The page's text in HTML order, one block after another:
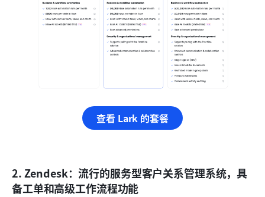
查看 Lark 的套餐
2. Zendesk：流行的服务型客户关系管理系统，具
备工单和高级工作流程功能